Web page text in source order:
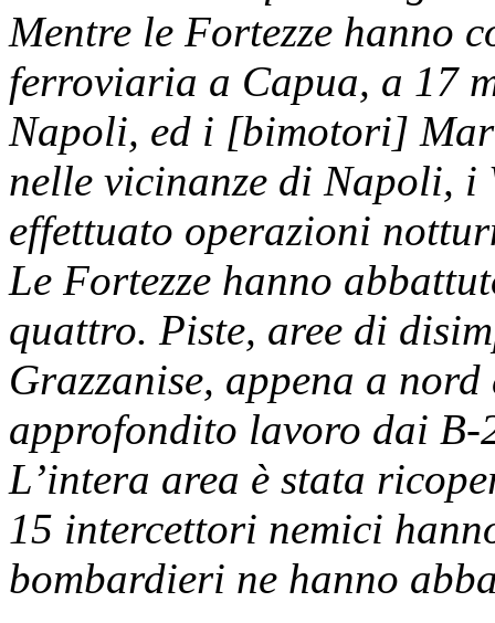
Mentre le Fortezze hanno
ferroviaria a Capua, a 17
Napoli, ed i [bimotori]
nelle vicinanze di Napoli, i
effettuato operazioni
Le Fortezze hanno
quattro. Piste, aree di
Grazzanise, appena a
approfondito lavoro dai
L’intera area è stata
15 intercettori nemici
bombardieri ne hanno